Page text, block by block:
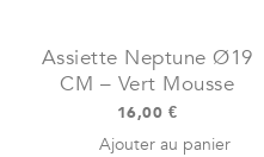
Assiette Neptune Ø19
CM – Vert Mousse
16,00 €
Ajouter au panier